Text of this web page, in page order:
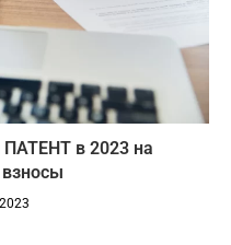
в 2023 на